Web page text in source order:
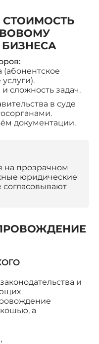
СТОИМОСТЬ
(абонентское
сложность задач.
в суде
документации.
на прозрачном
юридические
согласовывают
и
а